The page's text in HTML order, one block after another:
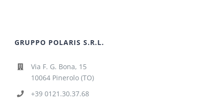
GRUPPO POLARIS S.R.L.
Via F. G. Bona, 15
10064 Pinerolo (TO)
+39 0121.30.37.68